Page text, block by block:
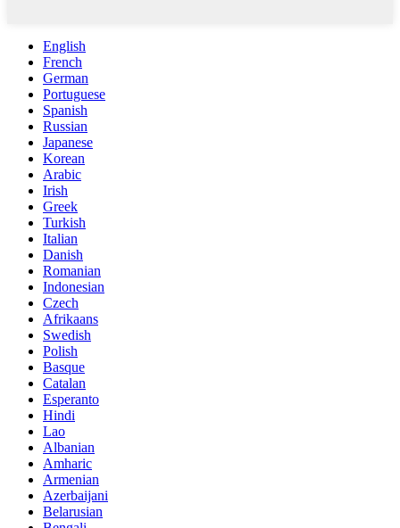
English
French
German
Portuguese
Spanish
Russian
Japanese
Korean
Arabic
Irish
Greek
Turkish
Italian
Danish
Romanian
Indonesian
Czech
Afrikaans
Swedish
Polish
Basque
Catalan
Esperanto
Hindi
Lao
Albanian
Amharic
Armenian
Azerbaijani
Belarusian